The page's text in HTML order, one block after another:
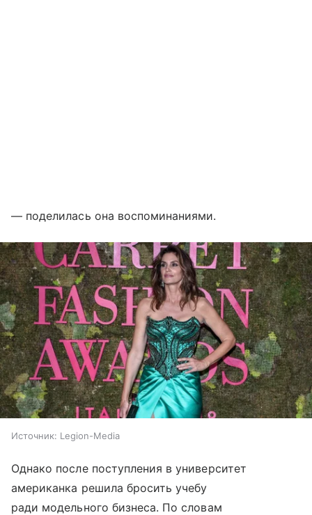
— поделилась она воспоминаниями.
Источник: Legion-Media
Однако после поступления в университет
американка решила бросить учебу
ради модельного бизнеса. По словам